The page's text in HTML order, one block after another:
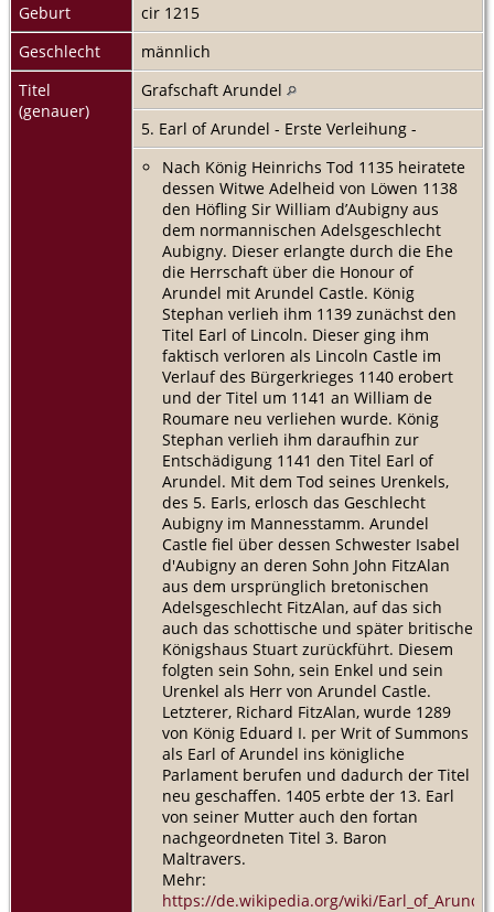
Geburt
cir 1215
Geschlecht
männlich
Titel
(genauer)
Grafschaft Arundel
5. Earl of Arundel - Erste Verleihung -
Nach König Heinrichs Tod 1135 heiratete
dessen Witwe Adelheid von Löwen 1138
den Höfling Sir William d’Aubigny aus
dem normannischen Adelsgeschlecht
Aubigny. Dieser erlangte durch die Ehe
die Herrschaft über die Honour of
Arundel mit Arundel Castle. König
Stephan verlieh ihm 1139 zunächst den
Titel Earl of Lincoln. Dieser ging ihm
faktisch verloren als Lincoln Castle im
Verlauf des Bürgerkrieges 1140 erobert
und der Titel um 1141 an William de
Roumare neu verliehen wurde. König
Stephan verlieh ihm daraufhin zur
Entschädigung 1141 den Titel Earl of
Arundel. Mit dem Tod seines Urenkels,
des 5. Earls, erlosch das Geschlecht
Aubigny im Mannesstamm. Arundel
Castle fiel über dessen Schwester Isabel
d'Aubigny an deren Sohn John FitzAlan
aus dem ursprünglich bretonischen
Adelsgeschlecht FitzAlan, auf das sich
auch das schottische und später britische
Königshaus Stuart zurückführt. Diesem
folgten sein Sohn, sein Enkel und sein
Urenkel als Herr von Arundel Castle.
Letzterer, Richard FitzAlan, wurde 1289
von König Eduard I. per Writ of Summons
als Earl of Arundel ins königliche
Parlament berufen und dadurch der Titel
neu geschaffen. 1405 erbte der 13. Earl
von seiner Mutter auch den fortan
nachgeordneten Titel 3. Baron
Maltravers.
Mehr:
https://de.wikipedia.org/wiki/Earl_of_Arundel